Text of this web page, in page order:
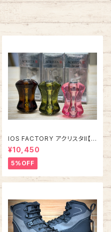
IOS FACTORY アクリスタII【タ
イプA】
¥10,450
5%OFF